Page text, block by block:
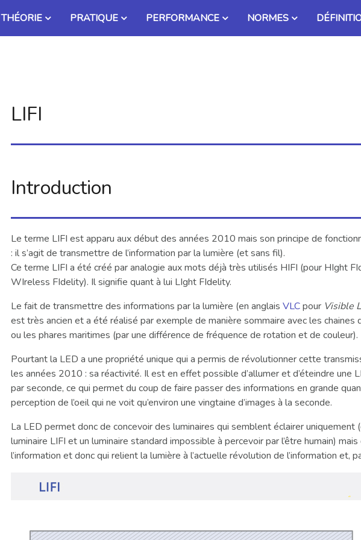
THÉORIE PRATIQUE PERFORMANCE NORMES
LIFI
Introduction
Le terme LIFI est apparu aux début des années 2010 mais son principe de
: il s’agit de transmettre de l’information par la lumière (et sans fil).
Ce terme LIFI a été créé par analogie aux mots déjà très utilisés HIFI (pour HIght
WIreless FIdelity). Il signifie quant à lui LIght FIdelity.
Le fait de transmettre des informations par la lumière (en anglais VLCpour Visible
est très ancien et a été réalisé par exemple de manière sommaire avec les chaines
ou les phares maritimes (par une différence de fréquence de rotation et de couleur).
Pourtant la LED a une propriété unique qui a permis de révolutionner cette
les années 2010 : sa réactivité. Il est en effet possible d’allumer et d’éteindre une
par seconde, ce qui permet du coup de faire passer des informations en grande
perception de l’oeil qui ne voit qu’environ une vingtaine d’images à la seconde.
La LED permet donc de concevoir des luminaires qui semblent éclairer uniquement
luminaire LIFI et un luminaire standard impossible à percevoir par l’être humain)
l’information et donc qui relient la lumière à l’actuelle révolution de l’information et,